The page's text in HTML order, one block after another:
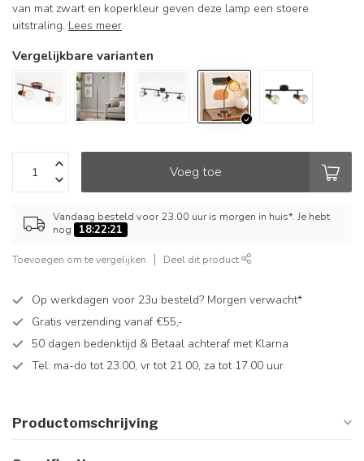
van mat zwart en koperkleur geven deze lamp een stoere
uitstraling. Lees meer.
Vergelijkbare varianten
Voeg toe
Vandaag besteld voor 23.00 uur is morgen in huis*. Je hebt
nog
18:22:21
Toevoegen om te vergelijken Deel dit product
Op werkdagen voor 23u besteld? Morgen verwacht*
Gratis verzending vanaf €55,-
50 dagen bedenktijd & Betaal achteraf met Klarna
Tel: ma-do tot 23.00, vr tot 21.00, za tot 17.00 uur
Productomschrijving